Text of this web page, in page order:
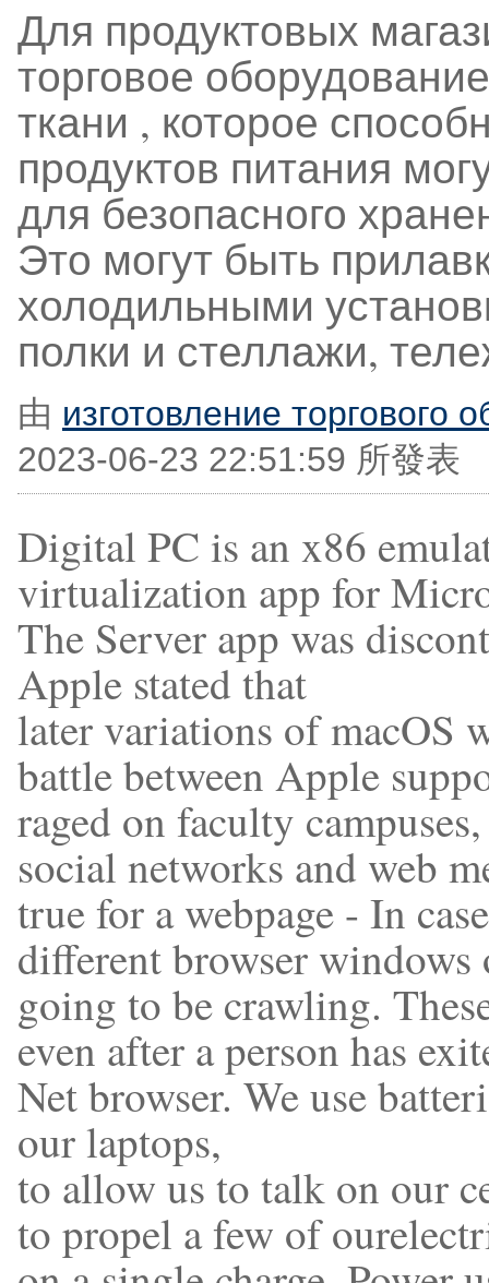
Для продуктовых
торговое
ткани , которое
продуктов питания
для безопасного
Это могут быть
холодильными
полки и стеллажи,
由 изготовление торгового
2023-06-23 22:51:59 所發表
Digital PC is an x86
virtualization app for
The Server app was
Apple stated that
later variations of macOS
battle between Apple
raged on faculty campuses,
social networks and web
true for a webpage - In
different browser windows
going to be crawling.
even after a person has
Net browser. We use
our laptops,
to allow us to talk on our
to propel a few of